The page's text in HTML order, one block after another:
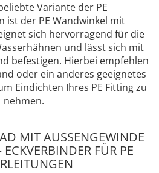
Variante der PE
ist der PE Wandwinkel mit
sich hervorragend für die
und lässt sich mit
befestigen. Hierbei empfehlen
oder ein anderes geeignetes
Eindichten Ihres PE Fitting zu
nehmen.
MIT AUSSENGEWINDE A
FÜR PE R